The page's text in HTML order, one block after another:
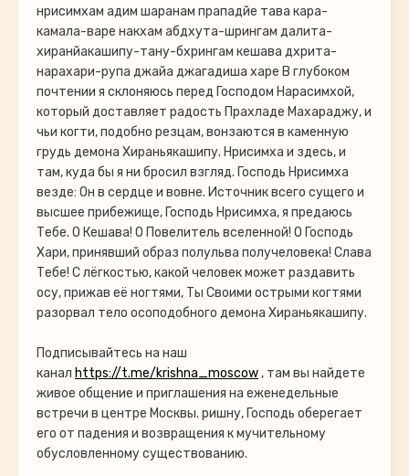
нрисимхам адим шаранам прападйе тава кара-
камала-варе накхам абдхута-шрингам далита-
хиранйакашипу-тану-бхрингам кешава дхрита-
нарахари-рупа джайа джагадиша харе В глубоком
почтении я склоняюсь перед Господом Нарасимхой,
который доставляет радость Прахладе Махараджу, и
чьи когти, подобно резцам, вонзаются в каменную
грудь демона Хираньякашипу. Нрисимха и здесь, и
там, куда бы я ни бросил взгляд. Господь Нрисимха
везде: Он в сердце и вовне. Источник всего сущего и
высшее прибежище, Господь Нрисимха, я предаюсь
Тебе. О Кешава! О Повелитель вселенной! О Господь
Хари, принявший образ полульва получеловека! Слава
Тебе! С лёгкостью, какой человек может раздавить
осу, прижав её ногтями, Ты Своими острыми когтями
разорвал тело осоподобного демона Хираньякашипу.
Подписывайтесь на наш
канал https://t.me/krishna_moscow , там вы найдете
живое общение и приглашения на еженедельные
встречи в центре Москвы. ришну, Господь оберегает
его от падения и возвращения к мучительному
обусловленному существованию.